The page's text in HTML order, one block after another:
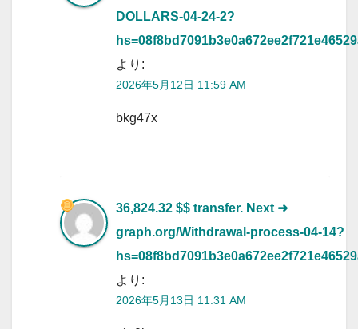
DOLLARS-04-24-2?
より:
2026年5月12日 11:59 AM
bkg47x
36,824.32 $$ transfer. Next ➜
graph.org/Withdrawal-process-04-14?
より:
2026年5月13日 11:31 AM